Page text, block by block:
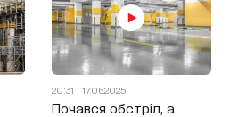
20:31 | 17.06.2025
Почався обстріл, а